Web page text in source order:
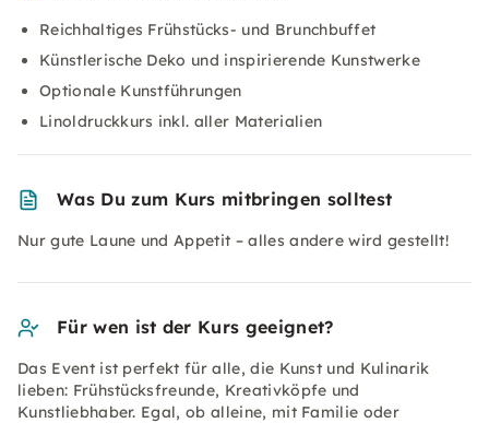
Reichhaltiges Frühstücks- und Brunchbuffet
Künstlerische Deko und inspirierende Kunstwerke
Optionale Kunstführungen
Linoldruckkurs inkl. aller Materialien
Was Du zum Kurs mitbringen solltest
Nur gute Laune und Appetit – alles andere wird gestellt!
Für wen ist der Kurs geeignet?
Das Event ist perfekt für alle, die Kunst und Kulinarik
lieben: Frühstücksfreunde, Kreativköpfe und
Kunstliebhaber. Egal, ob alleine, mit Familie oder